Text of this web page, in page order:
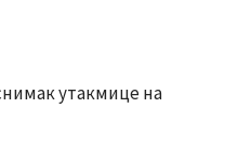
утакмице на